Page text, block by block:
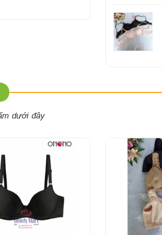
dưới đây